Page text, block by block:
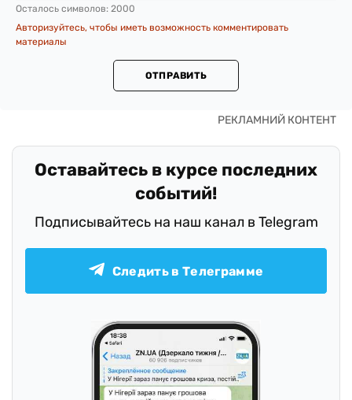
Осталось символов: 2000
Авторизуйтесь, чтобы иметь возможность комментировать
материалы
ОТПРАВИТЬ
Оставайтесь в курсе последних
событий!
Подписывайтесь на наш канал в Telegram
Следить в Телеграмме